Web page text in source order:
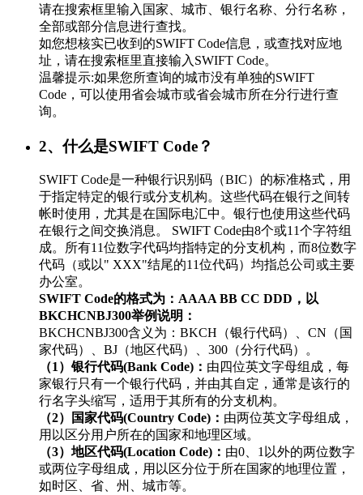
请在搜索框里输入国家、城市、银行名称、分行名称，
全部或部分信息进行查找。
如您想核实已收到的SWIFT Code信息，或查找对应地
址，请在搜索框里直接输入SWIFT Code。
温馨提示:如果您所查询的城市没有单独的SWIFT
Code，可以使用省会城市或省会城市所在分行进行查
询。
2、什么是SWIFT Code？
SWIFT Code是一种银行识别码（BIC）的标准格式，用
于指定特定的银行或分支机构。这些代码在银行之间转
帐时使用，尤其是在国际电汇中。银行也使用这些代码
在银行之间交换消息。 SWIFT Code由8个或11个字符组
成。所有11位数字代码均指特定的分支机构，而8位数字
代码（或以" XXX"结尾的11位代码）均指总公司或主要
办公室。
SWIFT Code的格式为：AAAA BB CC DDD，以
BKCHCNBJ300举例说明：
BKCHCNBJ300含义为：BKCH（银行代码）、CN（国
家代码）、BJ（地区代码）、300（分行代码）。
（1）银行代码(Bank Code)： 由四位英文字母组成，每
家银行只有一个银行代码，并由其自定，通常是该行的
行名字头缩写，适用于其所有的分支机构。
（2）国家代码(Country Code)： 由两位英文字母组成，
用以区分用户所在的国家和地理区域。
（3）地区代码(Location Code)： 由0、1以外的两位数字
或两位字母组成，用以区分位于所在国家的地理位置，
如时区、省、州、城市等。